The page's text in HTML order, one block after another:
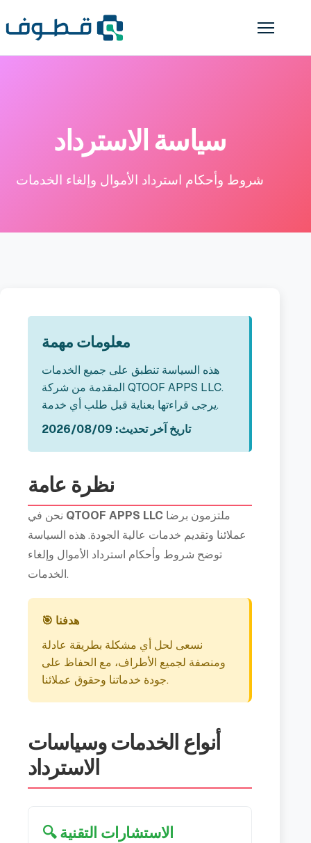
سياسة الاسترداد
شروط وأحكام استرداد الأموال وإلغاء الخدمات
معلومات مهمة
هذه السياسة تنطبق على جميع الخدمات
المقدمة من شركة QTOOF APPS LLC.
يرجى قراءتها بعناية قبل طلب أي خدمة.
تاريخ آخر تحديث: 2026/08/09
نظرة عامة
QTOOF APPS LLC
عملائنا وتقديم خدمات عالية الجودة. هذه السياسة
توضح شروط وأحكام استرداد الأموال وإلغاء
الخدمات.
🎯 هدفنا
نسعى لحل أي مشكلة بطريقة عادلة
ومنصفة لجميع الأطراف، مع الحفاظ على
جودة خدماتنا وحقوق عملائنا.
أنواع الخدمات وسياسات
الاسترداد
🔍 الاستشارات التقنية